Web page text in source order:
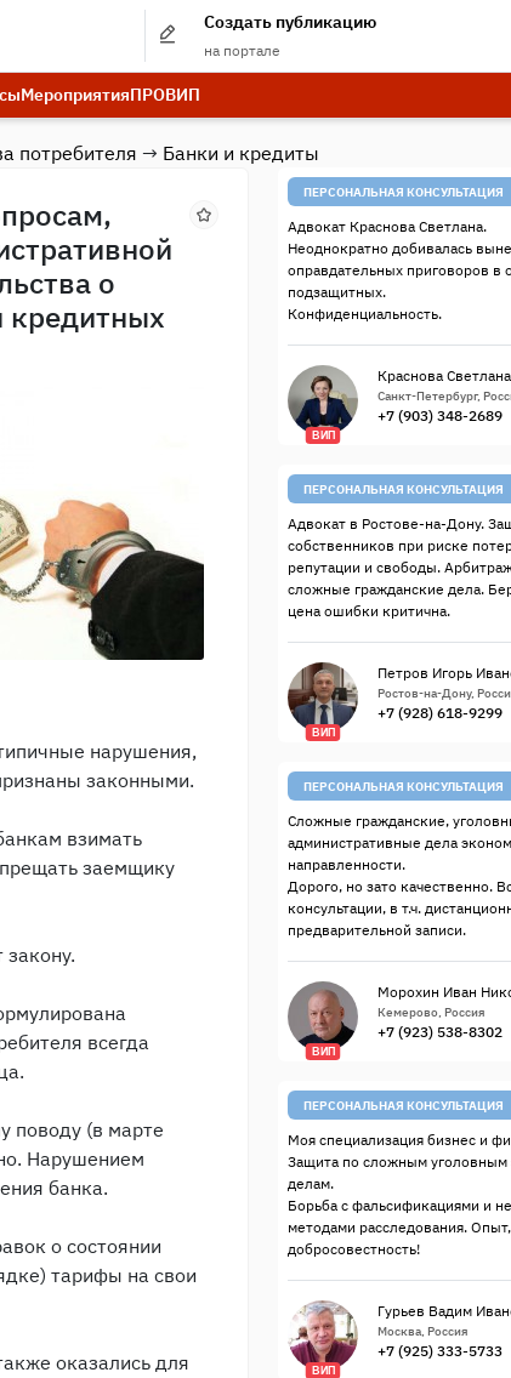
Создать публикацию
на портале
МероприятияПРОВИП
потребителя → Банки и кредиты
о
кредитных
нарушения,
законными.
взимать
заемщику
всегда
поводу (в марте
Нарушением
банка.
о состоянии
тарифы на свои
оказались для
ПЕРСОНАЛЬНАЯ КОНСУЛЬТАЦИЯ
Адвокат Краснова Светлана.
Неоднократно добивалась
оправдательных приговоров в
подзащитных.
Конфиденциальность.
ВИП
Краснова
Санкт-Петербург,
+7 (903) 348-2689
ПЕРСОНАЛЬНАЯ КОНСУЛЬТАЦИЯ
Адвокат в Ростове-на-Дону.
собственников при риске
репутации и свободы.
сложные гражданские дела.
цена ошибки критична.
ВИП
Петров Игорь
Ростов-на-Дону,
+7 (928) 618-9299
ПЕРСОНАЛЬНАЯ КОНСУЛЬТАЦИЯ
Сложные гражданские,
административные дела
направленности.
Дорого, но зато качественно.
консультации, в т.ч.
предварительной записи.
ВИП
Морохин Иван
Кемерово, Россия
+7 (923) 538-8302
ПЕРСОНАЛЬНАЯ КОНСУЛЬТАЦИЯ
Моя специализация бизнес и
Защита по сложным уголовным
делам.
Борьба с фальсификациями и
методами расследования.
добросовестность!
ВИП
Гурьев Вадим
Москва, Россия
+7 (925) 333-5733